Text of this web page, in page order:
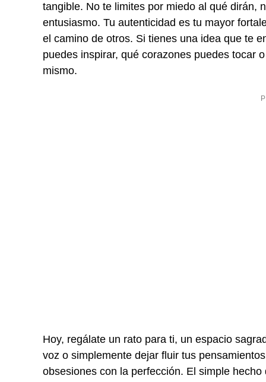
tangible. No te limites por miedo al qué dirán,
entusiasmo. Tu autenticidad es tu mayor
el camino de otros. Si tienes una idea que te
puedes inspirar, qué corazones puedes tocar
mismo.
Hoy, regálate un rato para ti, un espacio
voz o simplemente dejar fluir tus
obsesiones con la perfección. El simple